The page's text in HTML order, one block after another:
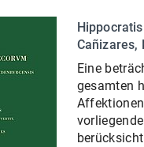
Cañizares,
Eine
gesamten